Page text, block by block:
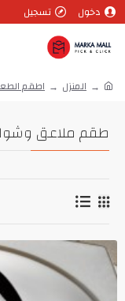
دخول تسجيل
المنزل اطقم
طقم ملاعق